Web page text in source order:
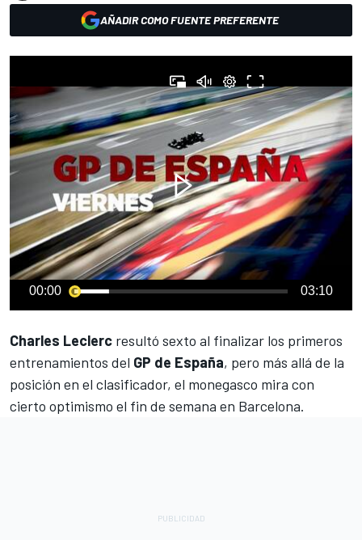
AÑADIR COMO FUENTE PREFERENTE
00:00 03:10
Charles Leclerc resultó sexto al finalizar los primeros
entrenamientos del GP de España, pero más allá de la
posición en el clasificador, el monegasco mira con
cierto optimismo el fin de semana en Barcelona.